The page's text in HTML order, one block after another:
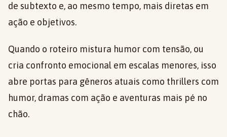
de subtexto e, ao mesmo tempo, mais diretas em
ação e objetivos.
Quando o roteiro mistura humor com tensão, ou
cria confronto emocional em escalas menores, isso
abre portas para gêneros atuais como thrillers com
humor, dramas com ação e aventuras mais pé no
chão.